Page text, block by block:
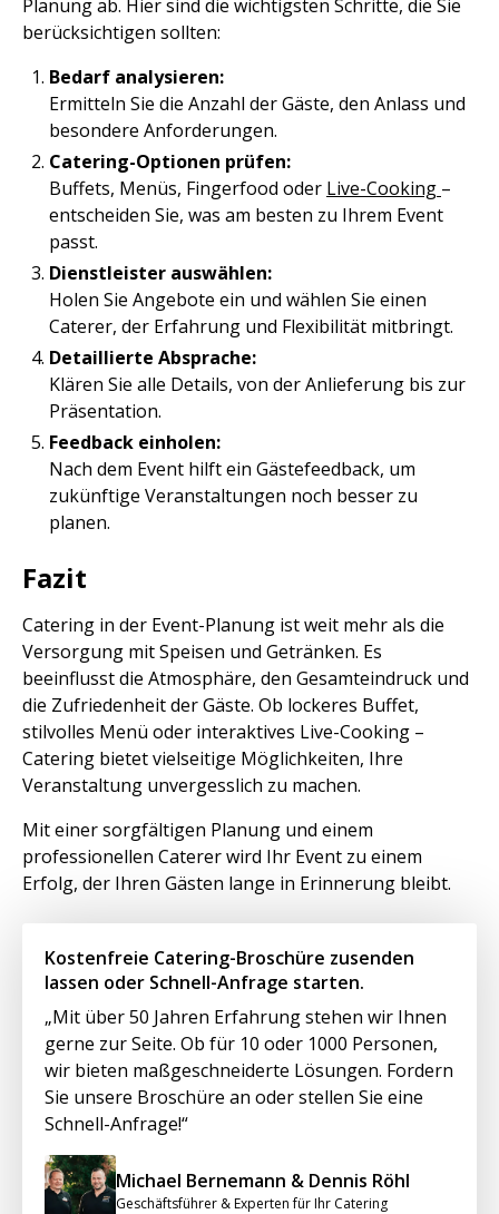
Planung ab. Hier sind die wichtigsten Schritte, die Sie
berücksichtigen sollten:
Bedarf analysieren:
Ermitteln Sie die Anzahl der Gäste, den Anlass und
besondere Anforderungen.
Catering-Optionen prüfen:
Buffets, Menüs, Fingerfood oder Live-Cooking –
entscheiden Sie, was am besten zu Ihrem Event
passt.
Dienstleister auswählen:
Holen Sie Angebote ein und wählen Sie einen
Caterer, der Erfahrung und Flexibilität mitbringt.
Detaillierte Absprache:
Klären Sie alle Details, von der Anlieferung bis zur
Präsentation.
Feedback einholen:
Nach dem Event hilft ein Gästefeedback, um
zukünftige Veranstaltungen noch besser zu
planen.
Fazit
Catering in der Event-Planung ist weit mehr als die
Versorgung mit Speisen und Getränken. Es
beeinflusst die Atmosphäre, den Gesamteindruck und
die Zufriedenheit der Gäste. Ob lockeres Buffet,
stilvolles Menü oder interaktives Live-Cooking –
Catering bietet vielseitige Möglichkeiten, Ihre
Veranstaltung unvergesslich zu machen.
Mit einer sorgfältigen Planung und einem
professionellen Caterer wird Ihr Event zu einem
Erfolg, der Ihren Gästen lange in Erinnerung bleibt.
Kostenfreie Catering-Broschüre zusenden
lassen oder Schnell-Anfrage starten.
„Mit über 50 Jahren Erfahrung stehen wir Ihnen
gerne zur Seite. Ob für 10 oder 1000 Personen,
wir bieten maßgeschneiderte Lösungen. Fordern
Sie unsere Broschüre an oder stellen Sie eine
Schnell-Anfrage!“
Michael Bernemann & Dennis Röhl
Geschäftsführer & Experten für Ihr Catering